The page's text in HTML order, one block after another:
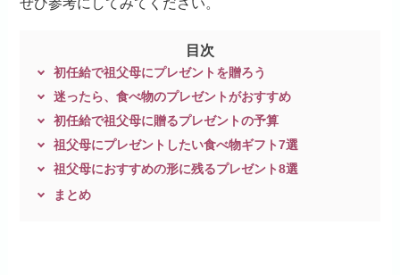
ぜひ参考にしてみてください。
目次
初任給で祖父母にプレゼントを贈ろう
迷ったら、食べ物のプレゼントがおすすめ
初任給で祖父母に贈るプレゼントの予算
祖父母にプレゼントしたい食べ物ギフト7選
祖父母におすすめの形に残るプレゼント8選
まとめ